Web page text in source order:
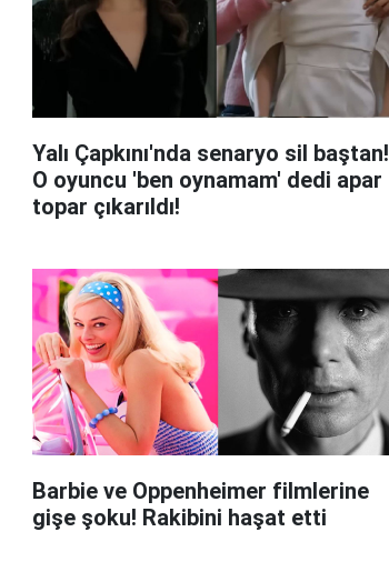
Yalı Çapkını'nda senaryo sil baştan!
O oyuncu 'ben oynamam' dedi apar
topar çıkarıldı!
Barbie ve Oppenheimer filmlerine
gişe şoku! Rakibini haşat etti